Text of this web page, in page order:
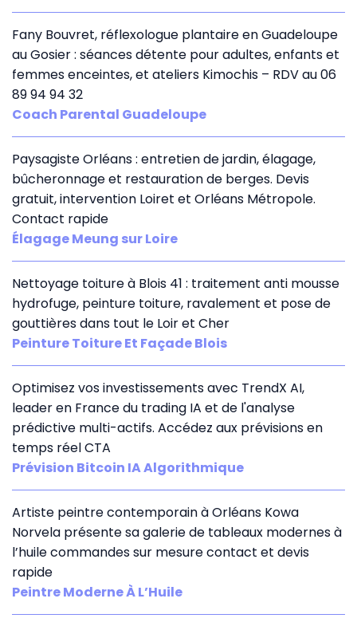
Fany Bouvret, réflexologue plantaire en Guadeloupe
au Gosier : séances détente pour adultes, enfants et
femmes enceintes, et ateliers Kimochis – RDV au 06
89 94 94 32
Coach Parental Guadeloupe
Paysagiste Orléans : entretien de jardin, élagage,
bûcheronnage et restauration de berges. Devis
gratuit, intervention Loiret et Orléans Métropole.
Contact rapide
Élagage Meung sur Loire
Nettoyage toiture à Blois 41 : traitement anti mousse
hydrofuge, peinture toiture, ravalement et pose de
gouttières dans tout le Loir et Cher
Peinture Toiture Et Façade Blois
Optimisez vos investissements avec TrendX AI,
leader en France du trading IA et de l'analyse
prédictive multi-actifs. Accédez aux prévisions en
temps réel CTA
Prévision Bitcoin IA Algorithmique
Artiste peintre contemporain à Orléans Kowa
Norvela présente sa galerie de tableaux modernes à
l’huile commandes sur mesure contact et devis
rapide
Peintre Moderne À L’Huile